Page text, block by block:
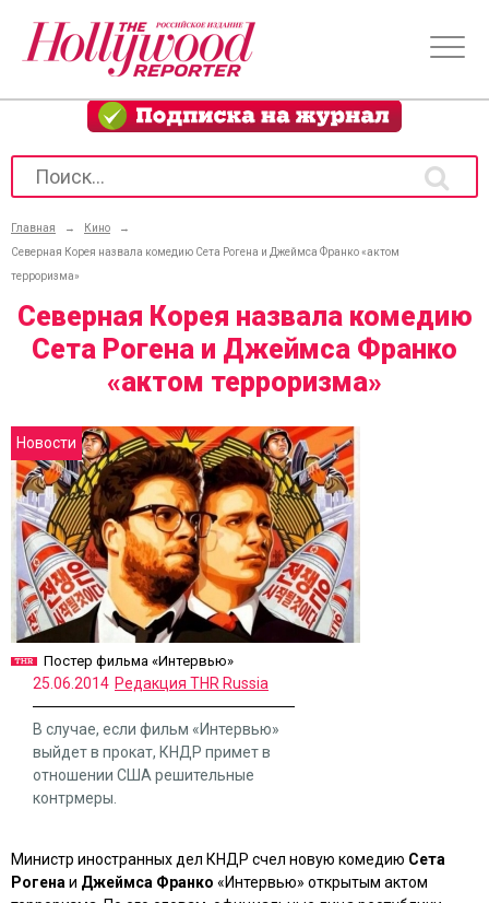
Главная → Кино
→
Северная Корея назвала комедию Сета Рогена и Джеймса Франко «актом
терроризма»
Северная Корея назвала комедию
Сета Рогена и Джеймса Франко
«актом терроризма»
Новости
Постер фильма «Интервью»
25.06.2014 Редакция THR Russia
В случае, если фильм «Интервью»
выйдет в прокат, КНДР примет в
отношении США решительные
контрмеры.
Министр иностранных дел КНДР счел новую комедию Сета
Рогена и Джеймса Франко «Интервью» открытым актом